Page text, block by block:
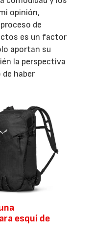
opinión,
de
es un factor
aportan su
la perspectiva
haber
esquí de